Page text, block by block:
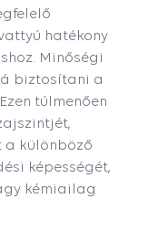
hatékony
Minőségi
biztosítani a
túlmenően
a különböző
képességét,
kémiailag